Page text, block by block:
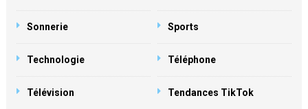
Sonnerie Sports
Technologie Téléphone
Télévision Tendances TikTok